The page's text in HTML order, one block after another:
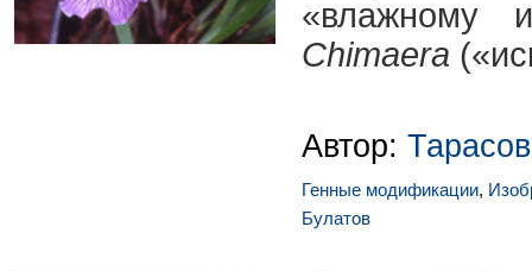
«влажному
Chimaera
Автор:
Генные модификации,
Булатов